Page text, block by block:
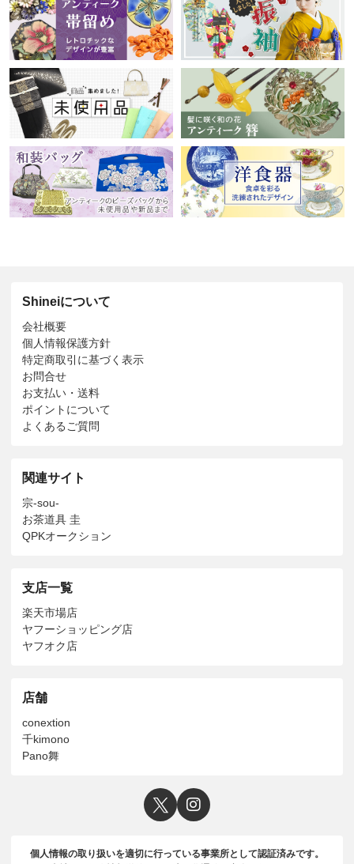
Shineiについて
会社概要
個人情報保護方針
特定商取引に基づく表示
お問合せ
お支払い・送料
ポイントについて
よくあるご質問
関連サイト
宗-sou-
お茶道具 圭
QPKオークション
支店一覧
楽天市場店
ヤフーショッピング店
ヤフオク店
店舗
conextion
千kimono
Pano舞
個人情報の取り扱いを適切に行っている事業所として認証済みです。